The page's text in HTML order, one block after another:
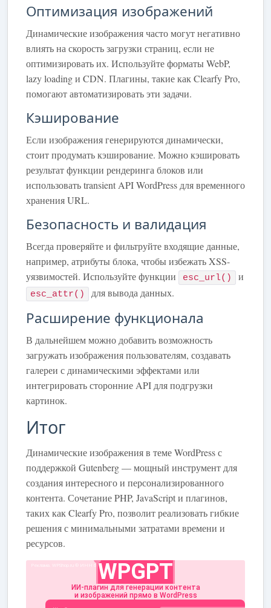
Оптимизация изображений
Динамические изображения часто могут негативно
влиять на скорость загрузки страниц, если не
оптимизировать их. Используйте форматы WebP,
lazy loading и CDN. Плагины, такие как Clearfy Pro,
помогают автоматизировать эти задачи.
Кэширование
Если изображения генерируются динамически,
стоит продумать кэширование. Можно кэшировать
результат функции рендеринга блоков или
использовать transient API WordPress для временного
хранения URL.
Безопасность и валидация
Всегда проверяйте и фильтруйте входящие данные,
например, атрибуты блока, чтобы избежать XSS-
уязвимостей. Используйте функции
esc_url() и
esc_attr() для вывода данных.
Расширение функционала
В дальнейшем можно добавить возможность
загружать изображения пользователям, создавать
галереи с динамическими эффектами или
интегрировать сторонние API для подгрузки
картинок.
Итог
Динамические изображения в теме WordPress с
поддержкой Gutenberg — мощный инструмент для
создания интересного и персонализированного
контента. Сочетание PHP, JavaScript и плагинов,
таких как Clearfy Pro, позволит реализовать гибкие
решения с минимальными затратами времени и
ресурсов.